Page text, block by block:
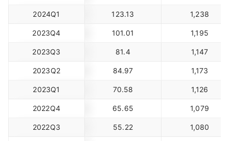
2024Q1 123.13 1,238
2023Q4 101.01 1,195
2023Q3 81.4 1,147
2023Q2 84.97 1,173
2023Q1 70.58 1,126
2022Q4 65.65 1,079
2022Q3 55.22 1,080